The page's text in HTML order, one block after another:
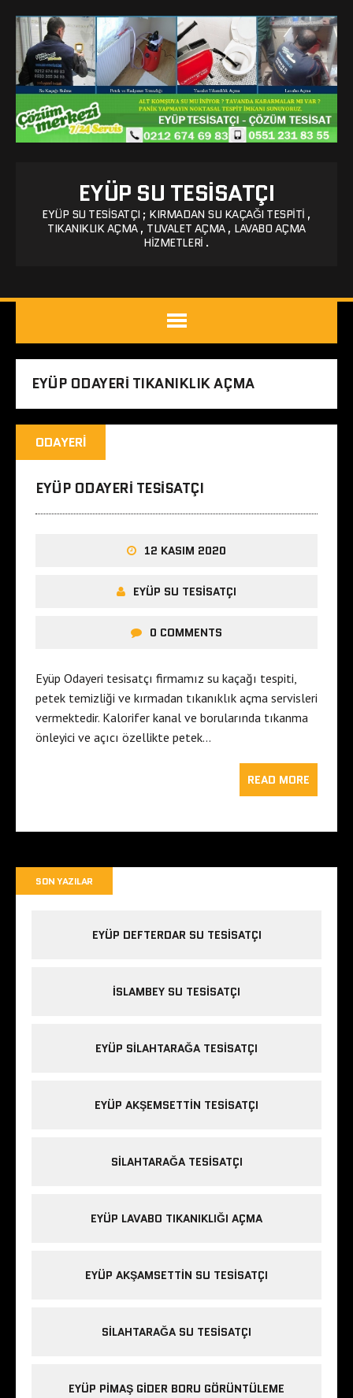
EYÜP SU TESISATÇI
EYÜP SU TESISATÇI ; KIRMADAN SU KAÇAĞI TESPITI ,
TIKANIKLIK AÇMA , TUVALET AÇMA , LAVABO AÇMA
HIZMETLERI .
EYÜP ODAYERI TIKANIKLIK AÇMA
ODAYERI
EYÜP ODAYERI TESISATÇI
12 KASIM 2020
EYÜP SU TESISATÇI
0 COMMENTS
Eyüp Odayeri tesisatçı firmamız su kaçağı tespiti,
petek temizliği ve kırmadan tıkanıklık açma servisleri
vermektedir. Kalorifer kanal ve borularında tıkanma
önleyici ve açıcı özellikte petek…
READ MORE
SON YAZILAR
EYÜP DEFTERDAR SU TESISATÇI
İSLAMBEY SU TESISATÇI
EYÜP SILAHTARAĞA TESISATÇI
EYÜP AKŞEMSETTIN TESISATÇI
SILAHTARAĞA TESISATÇI
EYÜP LAVABO TIKANIKLIĞI AÇMA
EYÜP AKŞAMSETTIN SU TESISATÇI
SILAHTARAĞA SU TESISATÇI
EYÜP PIMAŞ GIDER BORU GÖRÜNTÜLEME